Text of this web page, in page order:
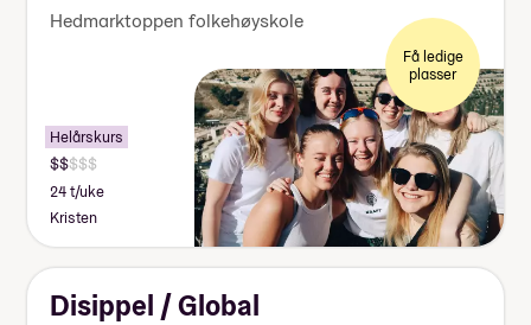
Hedmarktoppen folkehøyskole
Få ledige
plasser
Helårskurs
24 t/uke
Kristen
Disippel / Global